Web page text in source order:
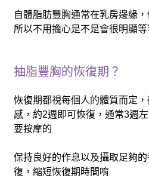
自體脂肪豐胸通常在乳房邊緣
所以不用擔心是不是會很明顯等
抽脂豐胸的恢復期？
恢復期都視每個人的體質而定
感，約2週即可恢復，通常3週
要按摩的
保持良好的作息以及攝取足夠
復，縮短恢復期時間唷